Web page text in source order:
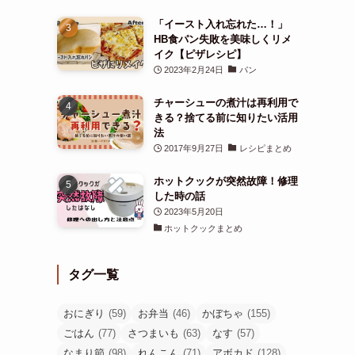
「イースト入れ忘れた…！」
HB食パン失敗を美味しくリメ
イク【ピザレシピ】
2023年2月24日 パン
チャーシューの煮汁は再利用で
きる？捨てる前に知りたい活用
法
2017年9月27日 レシピまとめ
ホットクックが突然故障！修理
した時の話
2023年5月20日
ホットクックまとめ
タグ一覧
おにぎり (59) お弁当 (46) かぼちゃ (155)
ごはん (77) さつまいも (63) なす (57)